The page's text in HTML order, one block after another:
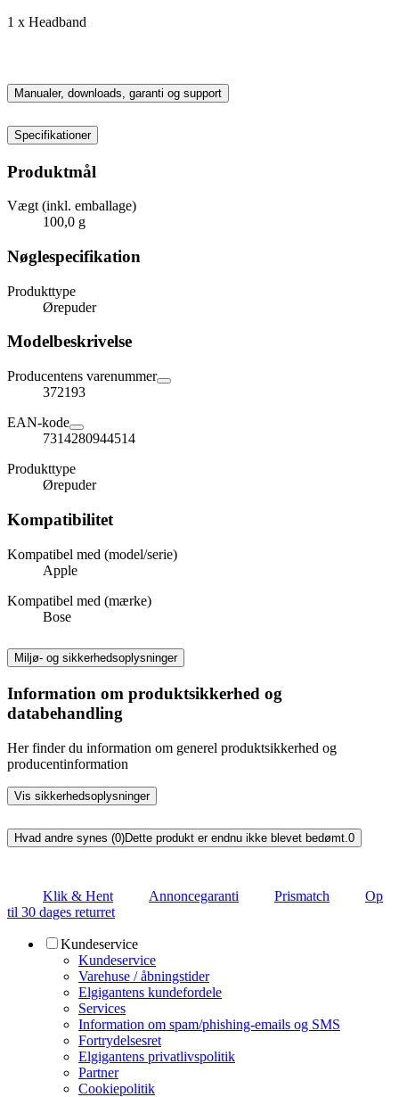
1 x Headband
Manualer, downloads, garanti og support
Specifikationer
Produktmål
Vægt (inkl. emballage)
100,0 g
Nøglespecifikation
Produkttype
Ørepuder
Modelbeskrivelse
Producentens varenummer
372193
EAN-kode
7314280944514
Produkttype
Ørepuder
Kompatibilitet
Kompatibel med (model/serie)
Apple
Kompatibel med (mærke)
Bose
Miljø- og sikkerhedsoplysninger
Information om produktsikkerhed og
databehandling
Her finder du information om generel produktsikkerhed og
producentinformation
Vis sikkerhedsoplysninger
Hvad andre synes (0)Dette produkt er endnu ikke blevet bedømt.0
Klik & Hent Annoncegaranti Prismatch
Op
til 30 dages returret
Kundeservice
Kundeservice
Varehuse / åbningstider
Elgigantens kundefordele
Services
Information om spam/phishing-emails og SMS
Fortrydelsesret
Elgigantens privatlivspolitik
Partner
Cookiepolitik